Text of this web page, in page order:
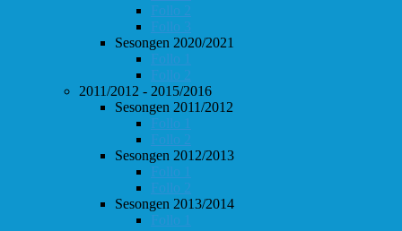
Follo 2
Follo 3
Sesongen 2020/2021
Follo 1
Follo 2
2011/2012 - 2015/2016
Sesongen 2011/2012
Follo 1
Follo 2
Sesongen 2012/2013
Follo 1
Follo 2
Sesongen 2013/2014
Follo 1